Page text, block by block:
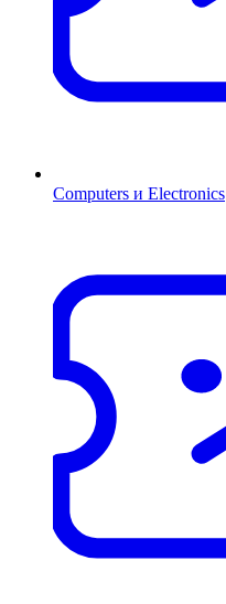
Computers и Electronics